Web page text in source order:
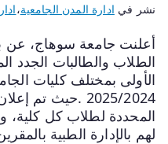
نشر في ادارة المدن الجامعية،
أعلنت جامعة سوهاج، عن
الطلاب والطالبات الجدد
الأولى بمختلف كليات
2025/2024 .حيث
المحددة لطلاب كل كلية،
لهم بالإدارة الطبية